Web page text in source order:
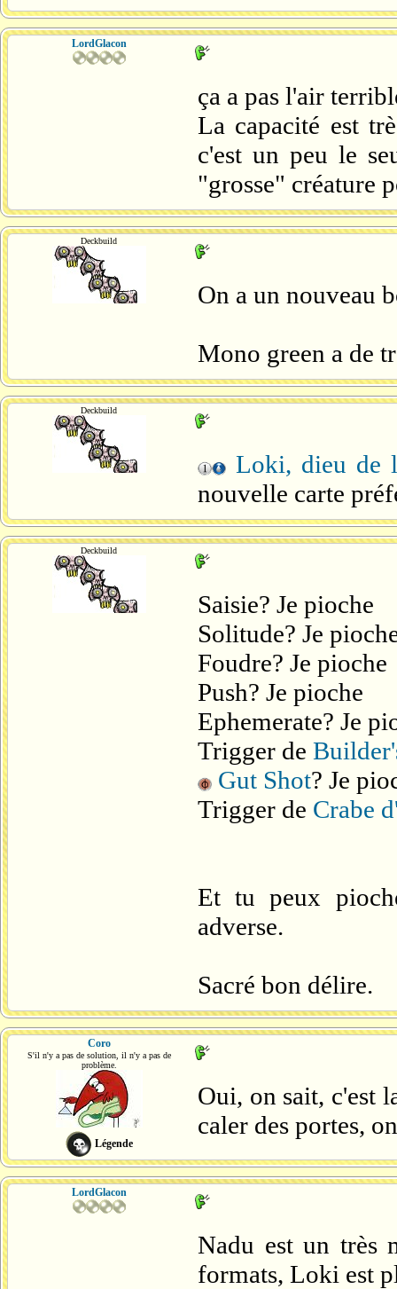
LordGlacon
ça a pas l'air
La capacité est
c'est un peu le
"grosse" créature
Deckbuild
On a un nouveau
Mono green a de
Deckbuild
Loki, dieu de
nouvelle carte
Deckbuild
Saisie? Je pioche
Solitude? Je
Foudre? Je pioche
Push? Je pioche
Ephemerate? Je
Trigger de
Gut Shot? Je
Trigger de Crabe
Et tu peux
adverse.
Sacré bon délire.
Coro
S'il n'y a pas de solution, il n'y a pas de
problème.
Légende
Oui, on sait, c'est
caler des portes,
LordGlacon
Nadu est un très
formats, Loki est